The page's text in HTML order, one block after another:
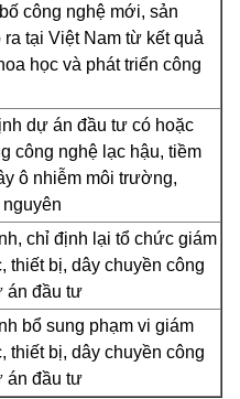
công nghệ mới, sản
tại Việt Nam từ kết quả
học và phát triển công
dự án đầu tư có hoặc
công nghệ lạc hậu, tiềm
ô nhiễm môi trường,
chỉ định lại tổ chức giám
thiết bị, dây chuyền công
án đầu tư
bổ sung phạm vi giám
thiết bị, dây chuyền công
án đầu tư